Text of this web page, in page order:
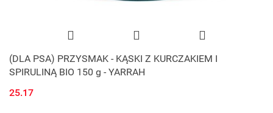
(DLA PSA) PRZYSMAK - KĄSKI Z KURCZAKIEM I
SPIRULINĄ BIO 150 g - YARRAH
25.17